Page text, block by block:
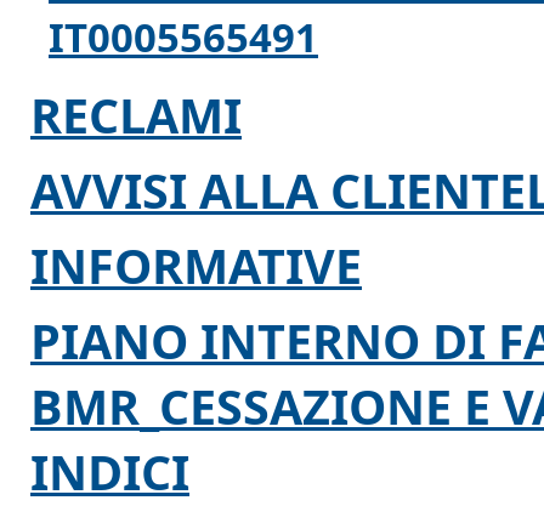
IT0005565491
RECLAMI
AVVISI ALLA
INFORMATIVE
PIANO INTERNO DI
BMR_CESSAZIONE E
INDICI